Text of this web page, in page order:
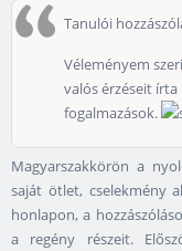
Tanulói
Véleményem
valós érzéseit
fogalmazások.
Magyarszakkörön a
saját ötlet, cselekmény
honlapon, a
a regény részeit.